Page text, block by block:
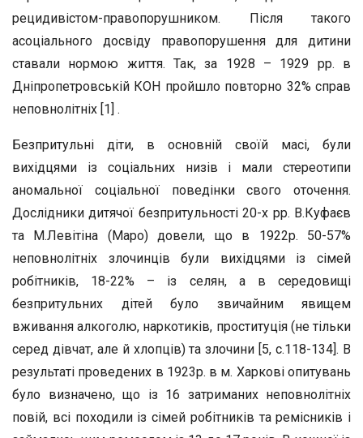
рецидивістом-правопорушником. Після такого
асоціального досвіду правопорушення для дитини
ставали нормою життя. Так, за 1928 – 1929 рр. в
Дніпропетровській КОН пройшло повторно 32% справ
неповнолітніх [1] .
Безпритульні діти, в основній своїй масі, були
вихідцями із соціальних низів і мали стереотипи
аномальної соціальної поведінки свого оточення.
Дослідники дитячої безпритульності 20-х рр. В.Куфаєв
та М.Левітіна (Маро) довели, що в 1922р. 50-57%
неповнолітніх злочинців були вихідцями із сімей
робітників, 18-22% – із селян, а в середовищі
безпритульних дітей було звичайним явищем
вживання алкоголю, наркотиків, проституція (не тільки
серед дівчат, але й хлопців) та злочини [5, с.118-134]. В
результаті проведених в 1923р. в м. Харкові опитувань
було визначено, що із 16 затриманих неповнолітніх
повій, всі походили із сімей робітників та ремісників і